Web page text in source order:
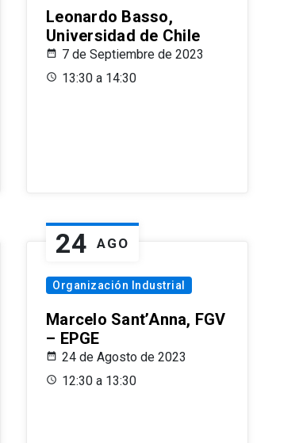
Leonardo Basso,
Universidad de Chile
7 de Septiembre de 2023
13:30 a 14:30
24 AGO
Organización Industrial
Marcelo Sant’Anna, FGV
– EPGE
24 de Agosto de 2023
12:30 a 13:30